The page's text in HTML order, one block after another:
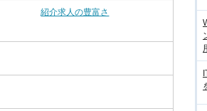
紹介求人の豊富さ